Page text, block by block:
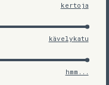
kertoja
kävelykatu
hmm...